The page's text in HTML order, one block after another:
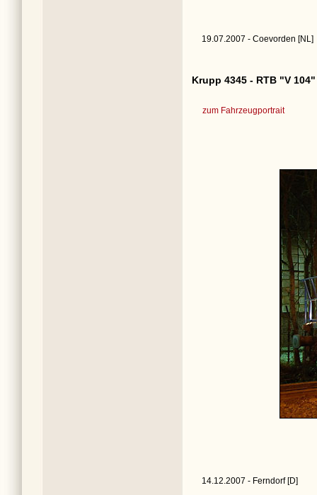
19.07.2007 - Coevorden [NL]
Krupp 4345 - RTB "V 104"
zum Fahrzeugportrait
14.12.2007 - Ferndorf [D]